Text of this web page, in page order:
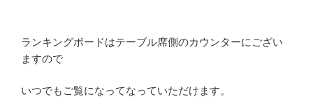
ランキングボードはテーブル席側のカウンターにござい
ますので
いつでもご覧になってなっていただけます。